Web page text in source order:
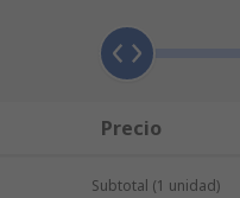
Precio
Subtotal (1 unidad)